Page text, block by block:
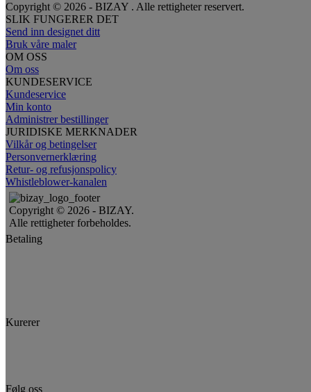
Copyright © 2026 - BIZAY . Alle rettigheter reservert.
SLIK FUNGERER DET
Send inn designet ditt
Bruk våre maler
OM OSS
Om oss
KUNDESERVICE
Kundeservice
Min konto
Administrer bestillinger
JURIDISKE MERKNADER
Vilkår og betingelser
Personvernerklæring
Retur- og refusjonspolicy
Whistleblower-kanalen
Copyright © 2026 - BIZAY.
Alle rettigheter forbeholdes.
Betaling
Kurerer
Følg oss